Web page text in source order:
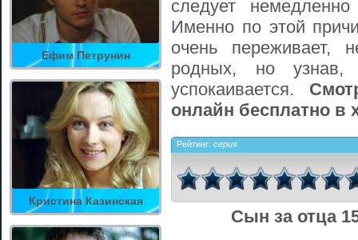
Ефим Петрунин
Кристина Казинская
следует
Именно по этой
очень переживает,
родных, но
успокаивается.
онлайн бесплатно в
Рейтинг: серия
Сын за отца